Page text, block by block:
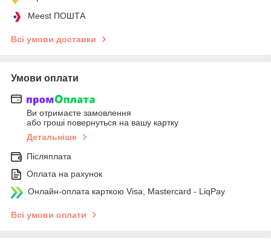
Meest ПОШТА
Всі умови доставки
Умови оплати
Ви отримаєте замовлення
або гроші повернуться на вашу картку
Детальніше
Післяплата
Оплата на рахунок
Онлайн-оплата карткою Visa, Mastercard - LiqPay
Всі умови оплати